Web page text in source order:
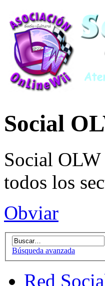
Social
Social
todos los
Obviar
Búsqueda avanzada
Red